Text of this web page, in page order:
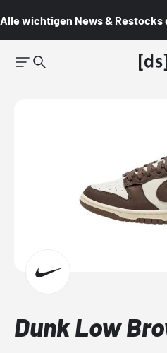
Alle wichtigen News & Restocks
Dunk Low